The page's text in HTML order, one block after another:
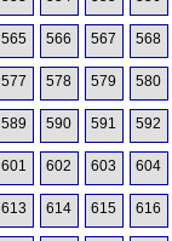
565 566 567 568
577 578 579 580
589 590 591 592
601 602 603 604
613 614 615 616